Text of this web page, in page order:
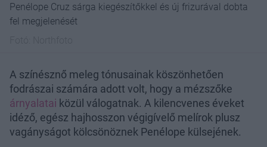
Penélope Cruz sárga kiegészítőkkel és új frizurával dobta
fel megjelenését
A színésznő meleg tónusainak köszönhetően
fodrászai számára adott volt, hogy a mézszőke
árnyalatai közül válogatnak. A kilencvenes éveket
idéző, egész hajhosszon végigívelő melírok plusz
vagányságot kölcsönöznek Penélope külsejének.